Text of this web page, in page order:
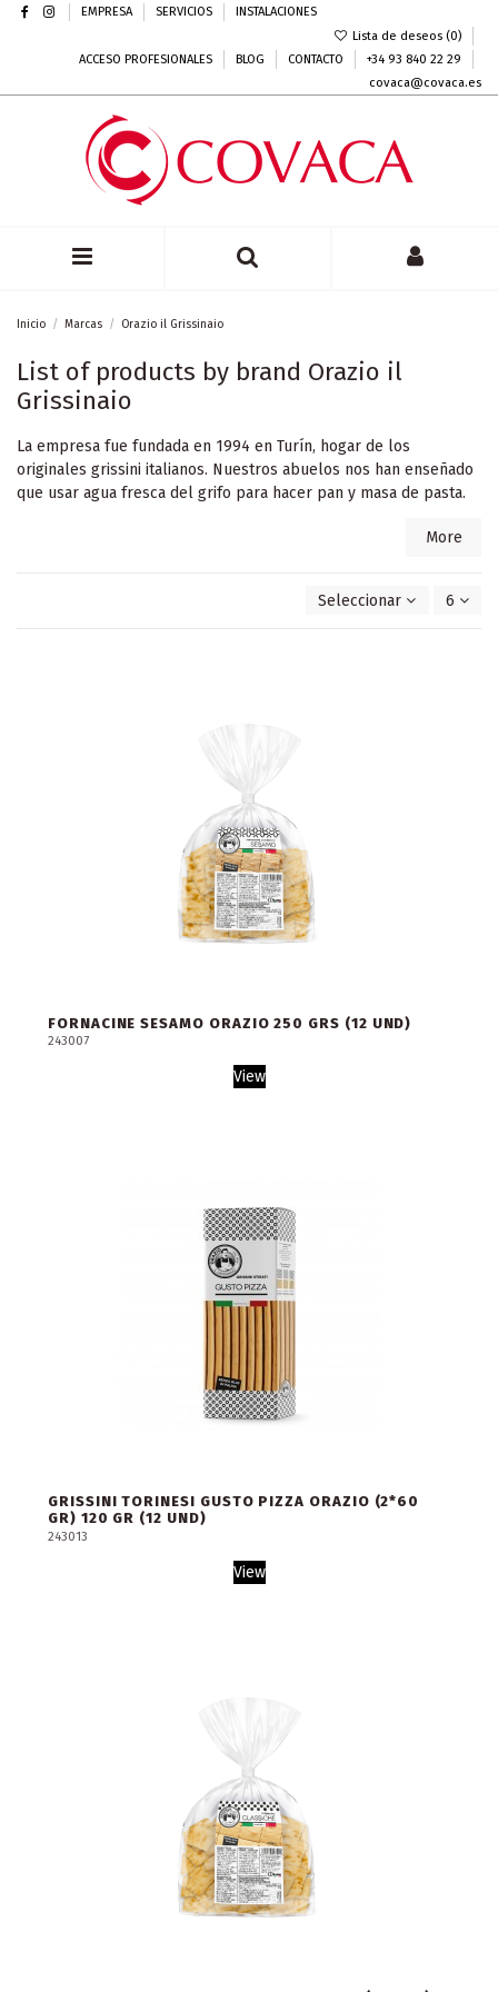
EMPRESA SERVICIOS
INSTALACIONES
Lista de deseos (0)
ACCESO PROFESIONALES
BLOG CONTACTO
+34 93 840 22 29
covaca@covaca.es
Inicio Marcas Orazio il Grissinaio
List of products by brand Orazio il
Grissinaio
La empresa fue fundada en 1994 en Turín, hogar de los
originales grissini italianos. Nuestros abuelos nos han enseñado
que usar agua fresca del grifo para hacer pan y masa de pasta.
More
Seleccionar 6
FORNACINE SESAMO ORAZIO 250 GRS (12 UND)
243007
View
GRISSINI TORINESI GUSTO PIZZA ORAZIO (2*60
GR) 120 GR (12 UND)
243013
View